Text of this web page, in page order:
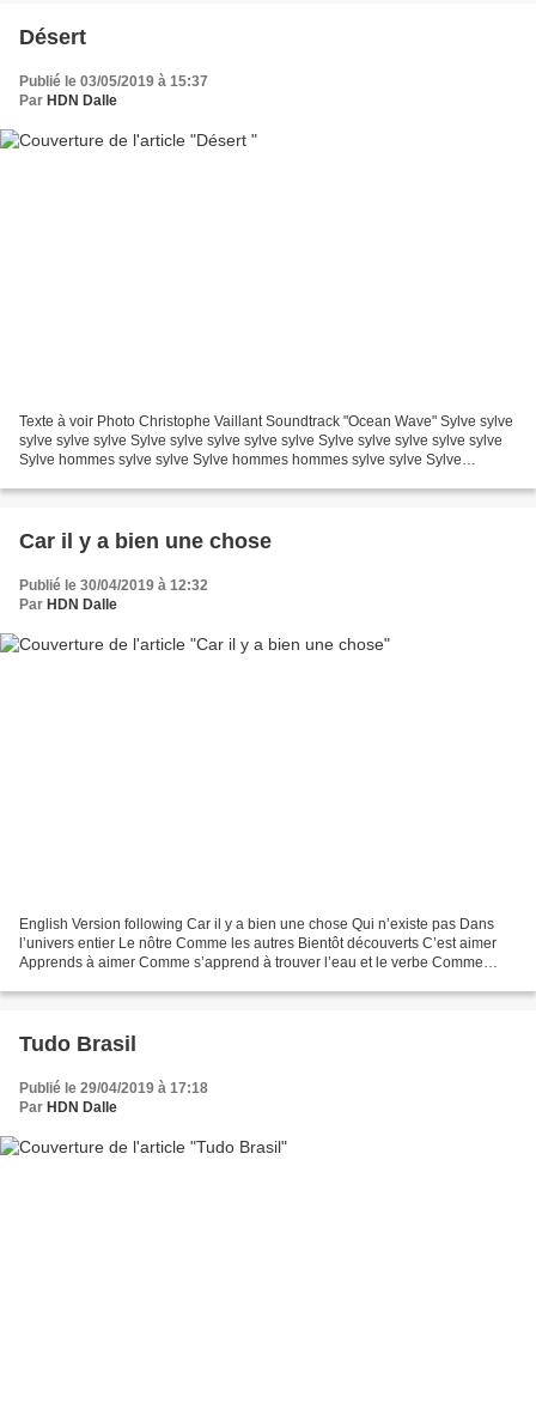
Désert
Publié le 03/05/2019 à 15:37
Par HDN Dalle
Texte à voir Photo Christophe Vaillant Soundtrack "Ocean Wave" Sylve sylve
sylve sylve sylve Sylve sylve sylve sylve sylve Sylve sylve sylve sylve sylve
Sylve hommes sylve sylve Sylve hommes hommes sylve sylve Sylve
Car il y a bien une chose
Publié le 30/04/2019 à 12:32
Par HDN Dalle
English Version following Car il y a bien une chose Qui n’existe pas Dans
l’univers entier Le nôtre Comme les autres Bientôt découverts C’est aimer
Apprends à aimer Comme s’apprend à trouver l’eau et le verbe Comme
Tudo Brasil
Publié le 29/04/2019 à 17:18
Par HDN Dalle